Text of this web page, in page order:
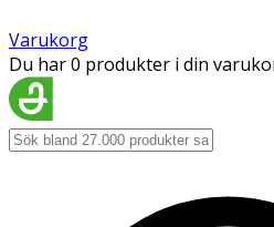
Varukorg
Du har 0 produkter i din